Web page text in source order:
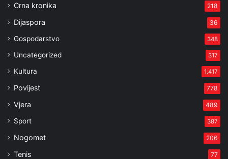
Crna kronika 218
Dijaspora 36
Gospodarstvo 348
Uncategorized 317
Kultura 1.417
Povijest 778
Vjera 489
Sport 387
Nogomet 206
Tenis 77